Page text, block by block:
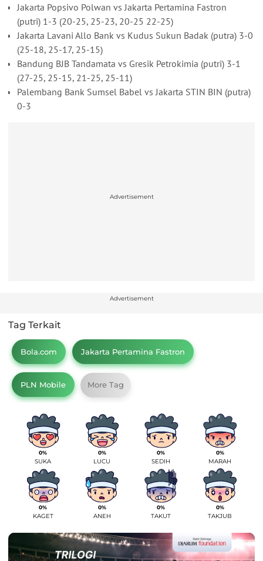
Jakarta Popsivo Polwan vs Jakarta Pertamina Fastron
(putri) 1-3 (20-25, 25-23, 20-25 22-25)
Jakarta Lavani Allo Bank vs Kudus Sukun Badak (putra) 3-0
(25-18, 25-17, 25-15)
Bandung BJB Tandamata vs Gresik Petrokimia (putri) 3-1
(27-25, 25-15, 21-25, 25-11)
Palembang Bank Sumsel Babel vs Jakarta STIN BIN (putra)
0-3
Advertisement
Advertisement
Tag Terkait
Bola.com Jakarta Pertamina Fastron
PLN Mobile More Tag
0%
SUKA
0%
LUCU
0%
SEDIH
0%
MARAH
0%
KAGET
0%
ANEH
0%
TAKUT
0%
TAKJUB